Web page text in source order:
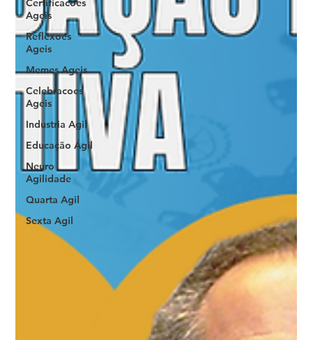
Certificacoes
Ageis
Reflexoes
Ageis
Memes Ageis
Celebracoes
Ageis
Industria Agil
Educação Ágil
Neuro
Agilidade
Quarta Agil
Sexta Agil